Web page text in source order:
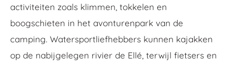
activiteiten zoals klimmen, tokkelen en
boogschieten in het avonturenpark van de
camping. Watersportliefhebbers kunnen kajakken
op de nabijgelegen rivier de Ellé, terwijl fietsers en